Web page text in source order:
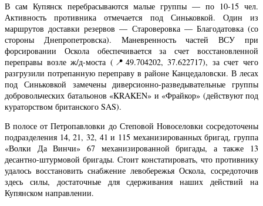
В сам Купянск перебрасываются малые группы — по 10-15 чел.
Активность противника отмечается под Синьковкой. Один из
маршрутов доставки резервов — Староверовка — Благодатовка (со
стороны Днепропетровска). Маневренность частей ВСУ при
форсировании Оскола обеспечивается за счет восстановленной
переправы возле ж/д-моста (📍49.704202, 37.622717), за счет чего
разгрузили потрепанную переправу в районе Канцедаловски. В лесах
под Синьковкой замечены диверсионно-разведывательные группы
добровольческих батальонов «KRAKEN» и «Фрайкор» (действуют под
кураторством британского SAS).
В полосе от Петропавловки до Степовой Новоселовки сосредоточены
подразделения 14, 21, 32, 41 и 115 механизированных бригад, группа
«Волки Да Винчи» 67 механизированной бригады, а также 13
десантно-штурмовой бригады. Стоит констатировать, что противнику
удалось восстановить снабжение левобережья Оскола, сосредоточив
здесь силы, достаточные для сдерживания наших действий на
Купянском направлении.